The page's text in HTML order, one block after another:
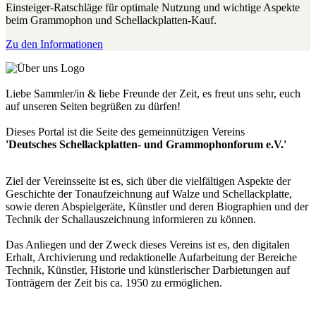
Einsteiger-Ratschläge für optimale Nutzung und wichtige Aspekte
beim Grammophon und Schellackplatten-Kauf.
Zu den Informationen
Liebe Sammler/in & liebe Freunde der Zeit, es freut uns sehr, euch
auf unseren Seiten begrüßen zu dürfen!
Dieses Portal ist die Seite des gemeinnützigen Vereins
'Deutsches Schellackplatten- und Grammophonforum e.V.'
Ziel der Vereinsseite ist es, sich über die vielfältigen Aspekte der
Geschichte der Tonaufzeichnung auf Walze und Schellackplatte,
sowie deren Abspielgeräte, Künstler und deren Biographien und der
Technik der Schallauszeichnung informieren zu können.
Das Anliegen und der Zweck dieses Vereins ist es, den digitalen
Erhalt, Archivierung und redaktionelle Aufarbeitung der Bereiche
Technik, Künstler, Historie und künstlerischer Darbietungen auf
Tonträgern der Zeit bis ca. 1950 zu ermöglichen.